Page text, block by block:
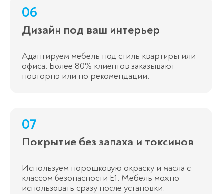
06
Дизайн под ваш интерьер
Адаптируем мебель под стиль квартиры или
офиса. Более 80% клиентов заказывают
повторно или по рекомендации.
07
Покрытие без запаха и токсинов
Используем порошковую окраску и масла с
классом безопасности E1. Мебель можно
использовать сразу после установки.